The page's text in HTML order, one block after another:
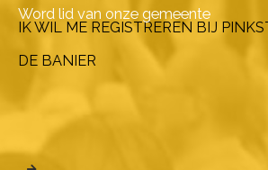
Word lid van onze gemeente
IK WIL ME REGISTREREN BIJ
DE BANIER